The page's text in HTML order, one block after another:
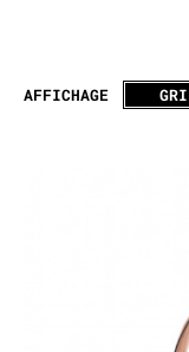
AFFICHAGE